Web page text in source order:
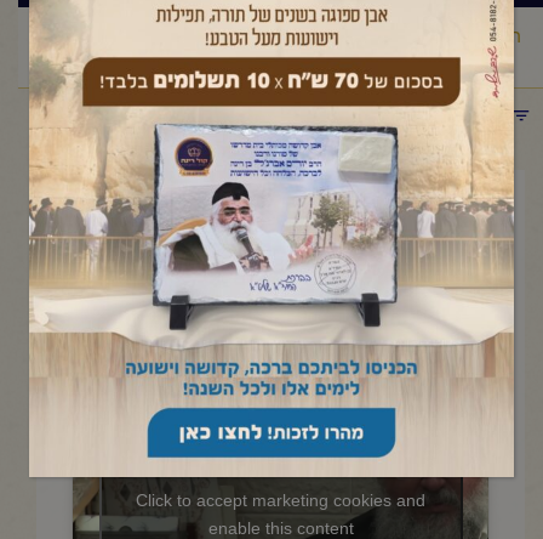
ראשי בגובה העיניים הלכה ותניא יומי
החיד"א
-תניא יומי ובגובה העיניים-י"ז אדר תשפ"ה
תפריט קטגוריות
החיד"א -תניא יומי ובגובה
העיניים-י"ז אדר תשפ"ה
אפריל 7, 2025
Click to accept marketing cookies and
enable this content